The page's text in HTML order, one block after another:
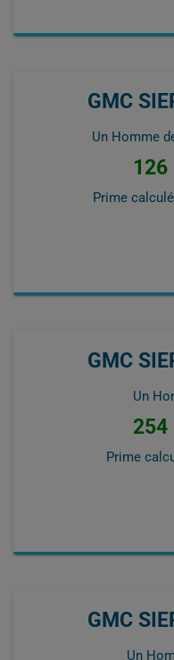
GMC
Un Homme
126
Prime
GMC
Un
254
Prime
GMC
Un